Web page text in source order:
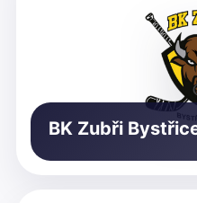
BK Zubři